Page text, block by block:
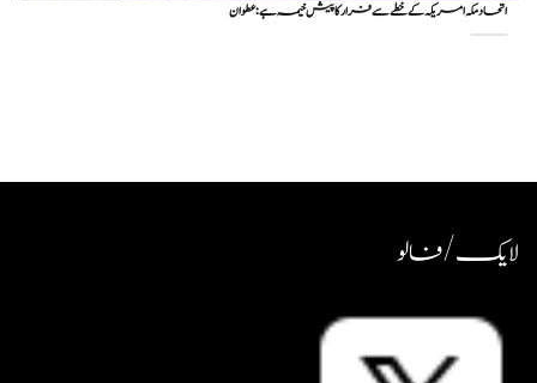
اتحاد مکہ امریکہ کے خطے سے فرار کا پیش خیمہ ہے: عطوان
لایک / فالو